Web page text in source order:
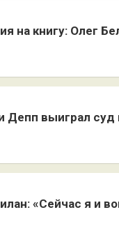
на книгу: Олег
Депп выиграл суд
«Сейчас я и